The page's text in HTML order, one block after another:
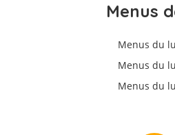
Menus
Menus du
Menus du
Menus du